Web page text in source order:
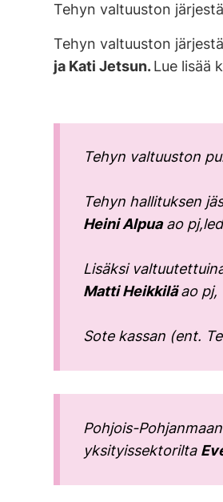
Tehyn valtuuston
Tehyn valtuuston
ja Kati Jetsun.Lue lisää
Tehyn valtuuston
Tehyn hallituksen
Heini Alpuaao
Lisäksi
Matti Heikkiläao pj,
Sote kassan (ent.
Pohjois-
yksityissektorilta